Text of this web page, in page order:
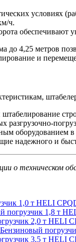
условиях
ч.
до 4,25 метров
и
разгрузочно-
оборудованием в
надежного и
о
1,0 т HELI
2,0 т HELI
3,5 т HELI